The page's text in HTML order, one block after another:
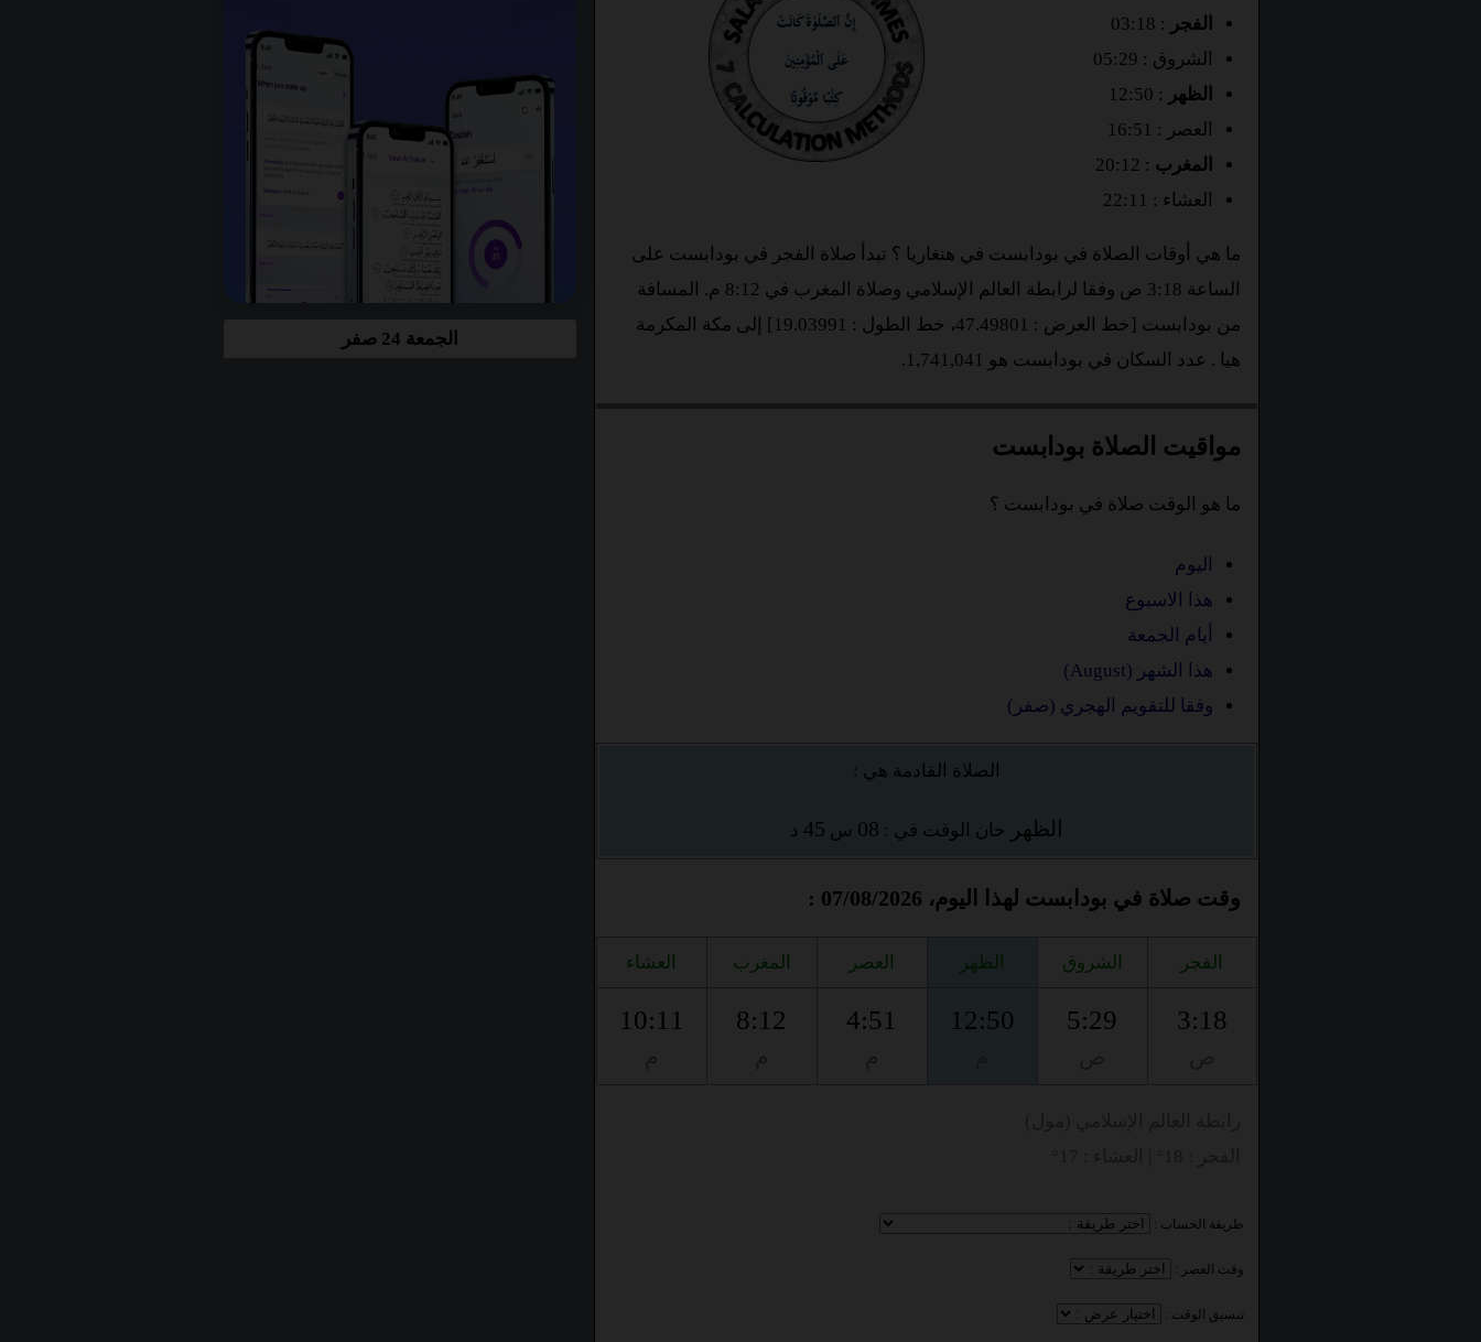
الفجر : 03:18
الشروق : 05:29
الظهر : 12:50
العصر : 16:51
المغرب : 20:12
العشاء : 22:11
ما هي أوقات الصلاة في بودابست في هنغاريا ؟ تبدأ صلاة الفجر في بودابست على
الساعة 3:18 ص وفقا لرابطة العالم الإسلامي وصلاة المغرب في 8:12 م. المسافة
من بودابست [خط العرض : 47.49801، خط الطول : 19.03991] إلى مكة المكرمة
هيا . عدد السكان في بودابست هو 1,741,041.
مواقيت الصلاة بودابست
ما هو الوقت صلاة في بودابست ؟
اليوم
هذا الاسبوع
أيام الجمعة
هذا الشهر (August)
وفقا للتقويم الهجري (صفر)
الصلاة القادمة هي :
الظهر حان الوقت في : 08 س 45 د
وقت صلاة في بودابست لهذا اليوم، 07/08/2026 :
الفجر الشروق الظهر العصر المغرب العشاء
3:18
5:29
12:50
4:51
8:12
10:11
طريقة الحساب :
وقت العصر :
تنسيق الوقت :
الجمعة 24 صفر